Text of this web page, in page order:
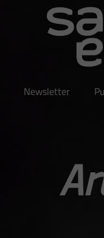
Newsletter